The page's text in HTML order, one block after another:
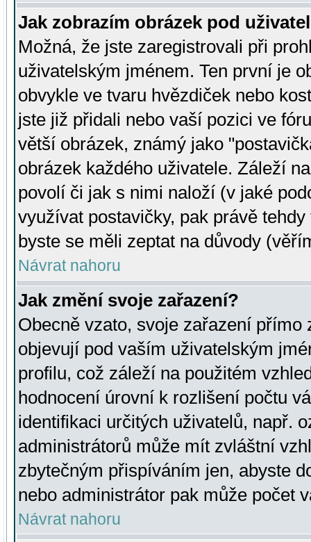
Jak zobrazím obrázek pod
Možná, že jste zaregistrovali při
uživatelským jménem. Ten první je
obvykle ve tvaru hvězdiček nebo
jste již přidali nebo vaší pozici ve
větší obrázek, známý jako
obrázek každého uživatele. Záleží
povolí či jak s nimi naloží (v jaké
využívat postavičky, pak právě
byste se měli zeptat na důvody
Návrat nahoru
Jak změní svoje zařazení?
Obecně vzato, svoje zařazení přímo
objevují pod vaším uživatelským
profilu, což záleží na použitém
hodnocení úrovní k rozlišení počtu
identifikaci určitých uživatelů, např.
administrátorů může mít zvláštní
zbytečným přispíváním jen, abyste
nebo administrátor pak může počet
Návrat nahoru